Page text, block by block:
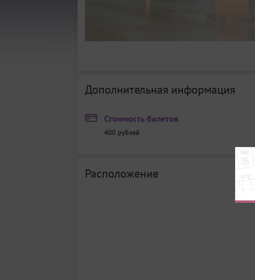
Дополнительная информация
Стоимость билетов
400 рублей
Расположение